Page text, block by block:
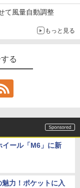
て風量自動調整
もっと見る
る
イール「M6」に新
力！ポケットに入